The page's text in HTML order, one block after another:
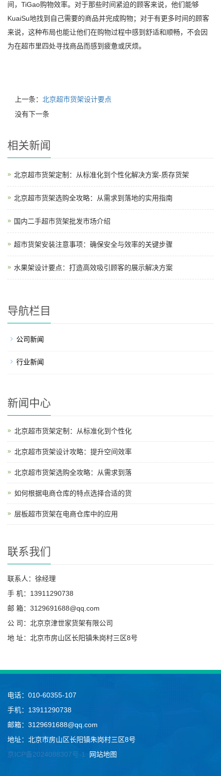
间，TiGao购物效率。对于那些时间紧迫的顾客来说，他们能够
KuaiSu地找到自己需要的商品并完成购物；对于有更多时间的顾客
来说，这种布局也能让他们在购物过程中感到舒适和顺畅，不会因
为在超市里四处寻找商品而感到疲惫或厌烦。
上一条： 北京超市货架设计要点
没有下一条
相关新闻
北京超市货架定制：从标准化到个性化解决方案-质存货架
北京超市货架选购全攻略：从需求到落地的实用指南
国内二手超市货架批发市场介绍
超市货架安装注意事项：确保安全与效率的关键步骤
水果架设计要点：打造高效吸引顾客的展示解决方案
导航栏目
公司新闻
行业新闻
新闻中心
北京超市货架定制：从标准化到个性化
北京超市货架设计攻略：提升空间效率
北京超市货架选购全攻略：从需求到落
如何根据电商仓库的特点选择合适的货
层板超市货架在电商仓库中的应用
联系我们
联系人：徐经理
手 机：13911290738
邮 箱：3129691688@qq.com
公 司：北京京津世家货架有限公司
地 址：北京市房山区长阳镇朱岗村三区8号
电话：010-60355-107
手机：13911290738
邮箱：3129691688@qq.com
地址：北京市房山区长阳镇朱岗村三区8号
京ICP备2024088307号-1
网站地图